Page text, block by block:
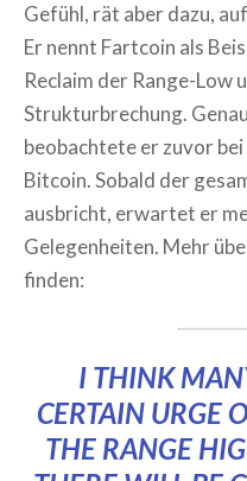
Gefühl, rät aber dazu,
Er nennt Fartcoin als
Reclaim der Range-Low
Strukturbrechung.
beobachtete er zuvor bei
Bitcoin. Sobald der
ausbricht, erwartet er
Gelegenheiten. Mehr
finden:
I THINK
CERTAIN URGE
THE RANGE